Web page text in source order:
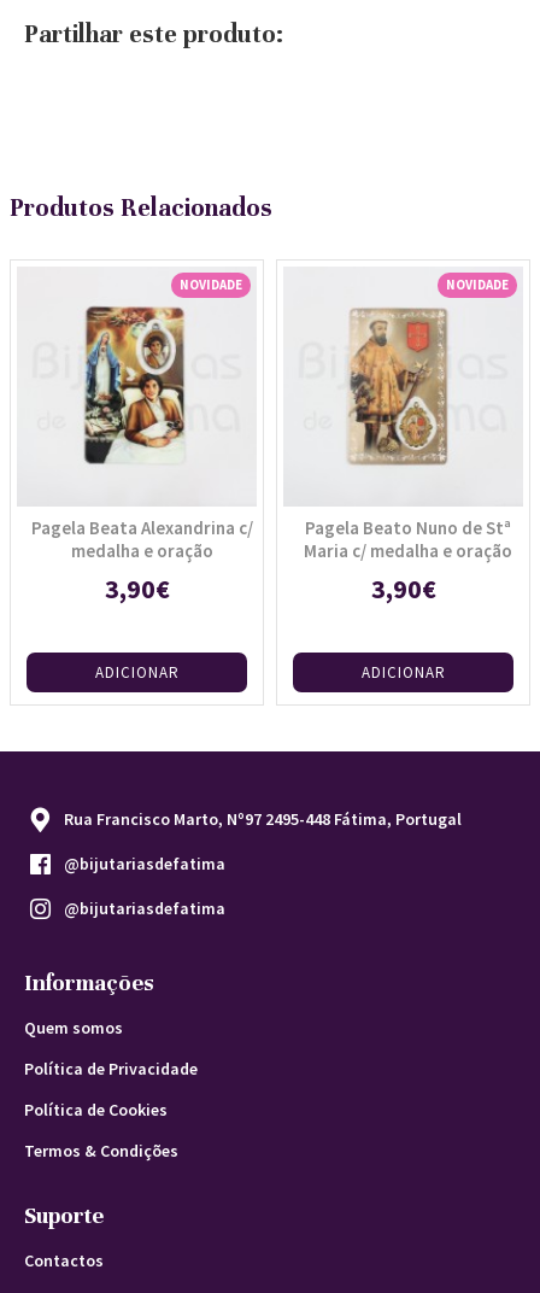
Partilhar este produto:
Produtos Relacionados
NOVIDADE
Pagela Beata Alexandrina c/
medalha e oração
3,90€
ADICIONAR
NOVIDADE
Pagela Beato Nuno de Stª
Maria c/ medalha e oração
3,90€
ADICIONAR
Rua Francisco Marto, Nº97 2495-448 Fátima, Portugal
@bijutariasdefatima
@bijutariasdefatima
Informações
Quem somos
Política de Privacidade
Política de Cookies
Termos & Condições
Suporte
Contactos